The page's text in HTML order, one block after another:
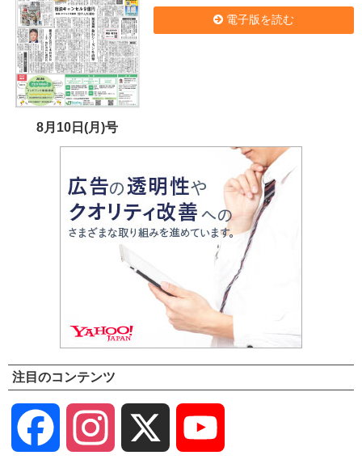
8月10日(月)号
電子版を読む
注目のコンテンツ
Facebook Instagram